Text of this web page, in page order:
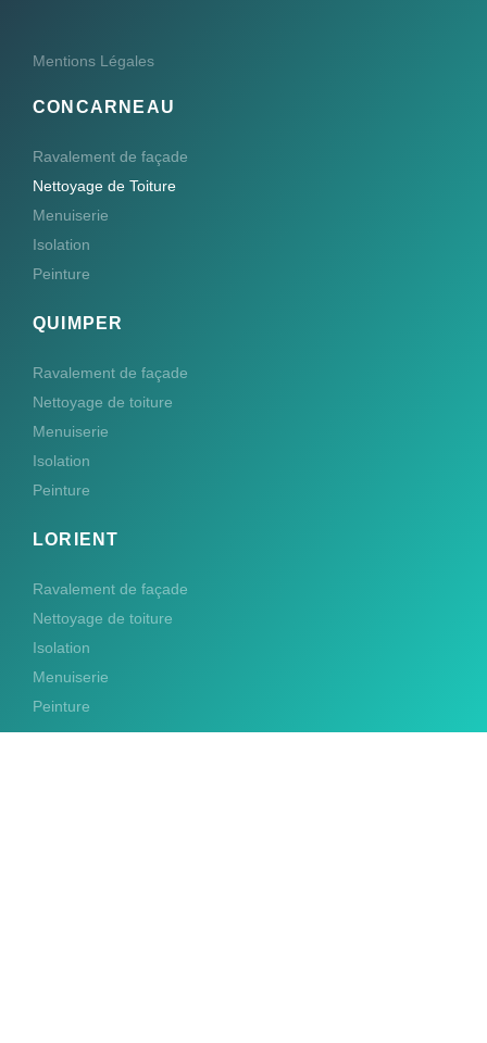
Mentions Légales
CONCARNEAU
Ravalement de façade
Nettoyage de Toiture
Menuiserie
Isolation
Peinture
QUIMPER
Ravalement de façade
Nettoyage de toiture
Menuiserie
Isolation
Peinture
LORIENT
Ravalement de façade
Nettoyage de toiture
Isolation
Menuiserie
Peinture